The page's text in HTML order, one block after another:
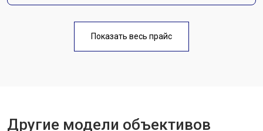
Показать весь прайс
Другие модели объективов